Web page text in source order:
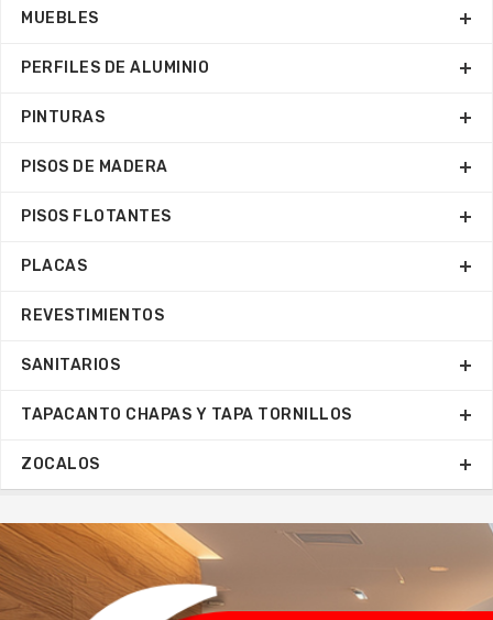
MUEBLES
PERFILES DE ALUMINIO
PINTURAS
PISOS DE MADERA
PISOS FLOTANTES
PLACAS
REVESTIMIENTOS
SANITARIOS
TAPACANTO CHAPAS Y TAPA TORNILLOS
ZOCALOS